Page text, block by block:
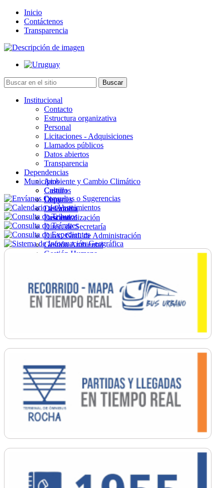
Inicio
Contáctenos
Transparencia
Institucional
Contacto
Estructura organizativa
Personal
Licitaciones - Adquisiciones
Llamados públicos
Datos abiertos
Transparencia
Dependencias
Ambiente y Cambio Climático
Cultura
Deportes
Desarrollo
Descentralización
Direc. de Secretaría
Direc. Gral. de Administración
Gestión Ambiental
Gestión Humana
Ordenamiento
Promoción Social
Salud
Secretaría General
Municipios
Castillos
Chuy
La Paloma
Lascano